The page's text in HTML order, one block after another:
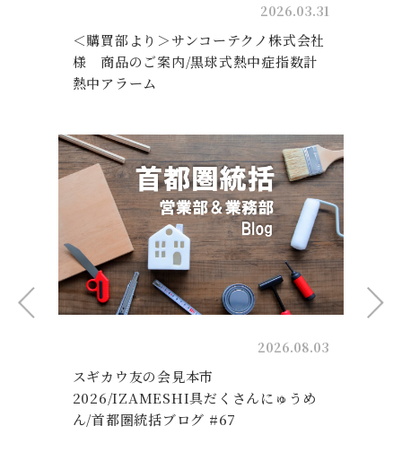
2026.03.31
＜購買部より＞サンコーテクノ株式会社
様 商品のご案内/黒球式熱中症指数計
熱中アラーム
2026.08.03
スギカウ友の会見本市
2026/IZAMESHI具だくさんにゅうめ
ん/首都圏統括ブログ #67